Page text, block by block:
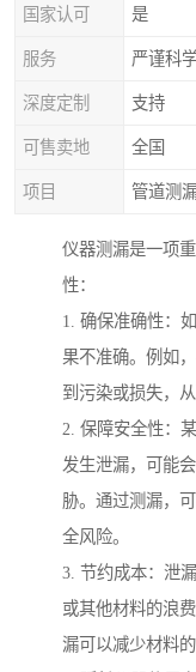
国家认可 是
服务 严谨科
深度定制 支持
可售卖地 全国
项目 管道测
仪器测漏是一项
性：
1. 确保准确性：
果不准确。例如
到污染或损失，
2. 保障安全性：
发生泄漏，可能
胁。通过测漏，
全风险。
3. 节约成本：泄
或其他材料的浪
漏可以减少材料